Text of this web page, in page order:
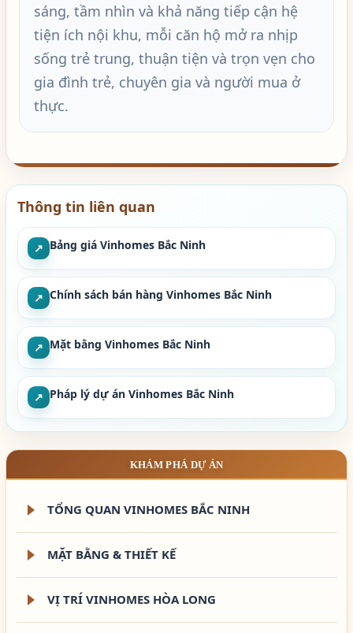
sáng, tầm nhìn và khả năng tiếp cận hệ
tiện ích nội khu, mỗi căn hộ mở ra nhịp
sống trẻ trung, thuận tiện và trọn vẹn cho
gia đình trẻ, chuyên gia và người mua ở
thực.
Thông tin liên quan
↗ Bảng giá Vinhomes Bắc Ninh
↗ Chính sách bán hàng Vinhomes Bắc Ninh
↗ Mặt bằng Vinhomes Bắc Ninh
↗ Pháp lý dự án Vinhomes Bắc Ninh
KHÁM PHÁ DỰ ÁN
TỔNG QUAN VINHOMES BẮC NINH
MẶT BẰNG & THIẾT KẾ
VỊ TRÍ VINHOMES HÒA LONG